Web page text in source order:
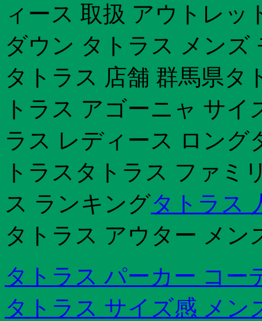
ィース 取扱 アウトレ
ダウン タトラス メンズ
タトラス 店舗 群馬県タ
トラス アゴーニャ サ
ラス レディース ロング
トラスタトラス ファミ
ス ランキングタトラス
タトラス アウター メ
タトラス パーカー コー
タトラス サイズ感 メン